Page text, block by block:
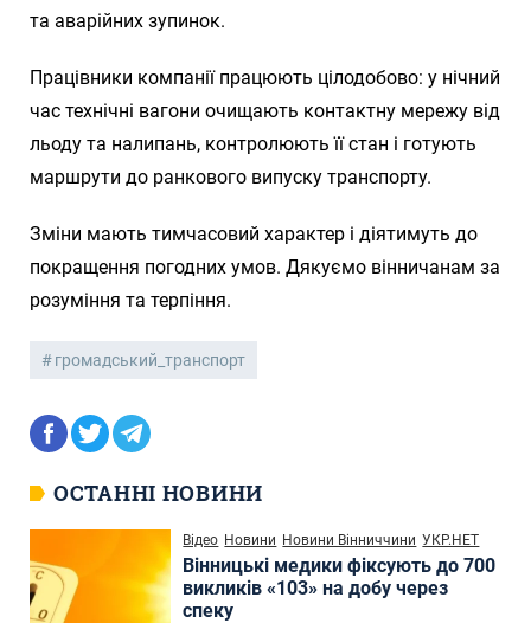
та аварійних зупинок.
Працівники компанії працюють цілодобово: у нічний
час технічні вагони очищають контактну мережу від
льоду та налипань, контролюють її стан і готують
маршрути до ранкового випуску транспорту.
Зміни мають тимчасовий характер і діятимуть до
покращення погодних умов. Дякуємо вінничанам за
розуміння та терпіння.
громадський_транспорт
ОСТАННІ НОВИНИ
Відео Новини Новини Вінниччини УКР.НЕТ
Вінницькі медики фіксують до 700
викликів «103» на добу через
спеку